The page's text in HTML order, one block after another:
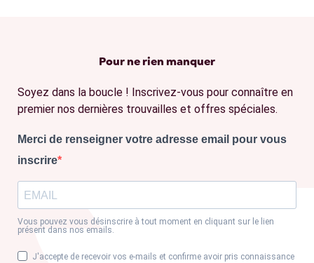
Pour ne rien manquer
Soyez dans la boucle ! Inscrivez-vous pour connaître en
premier nos dernières trouvailles et offres spéciales.
Merci de renseigner votre adresse email pour vous
inscrire
Vous pouvez vous désinscrire à tout moment en cliquant sur le lien
présent dans nos emails.
J'accepte de recevoir vos e-mails et confirme avoir pris connaissance